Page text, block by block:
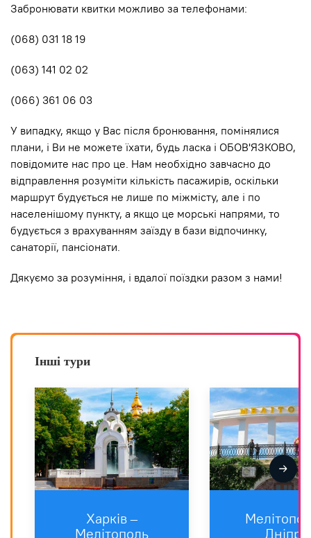
Забронювати квитки можливо за телефонами:
(068) 031 18 19
(063) 141 02 02
(066) 361 06 03
У випадку, якщо у Вас після бронювання, помінялися
плани, і Ви не можете їхати, будь ласка і ОБОВ'ЯЗКОВО,
повідомите нас про це. Нам необхідно завчасно до
відправлення розуміти кількість пасажирів, оскільки
маршрут будується не лише по мiжмiсту, але і по
населенішому пункту, а якщо це морські напрями, то
будується з врахуванням заїзду в бази відпочинку,
санаторії, пансіонати.
Дякуємо за розуміння, і вдалої поїздки разом з нами!
Інші тури
Харкiв –
Мелітополь
Дніпро